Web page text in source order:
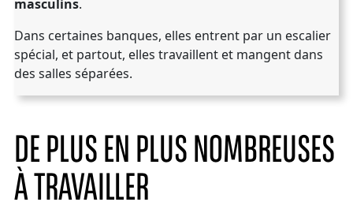
masculins.
Dans certaines banques, elles entrent par un escalier
spécial, et partout, elles travaillent et mangent dans
des salles séparées.
DE PLUS EN PLUS NOMBREUSES
À TRAVAILLER